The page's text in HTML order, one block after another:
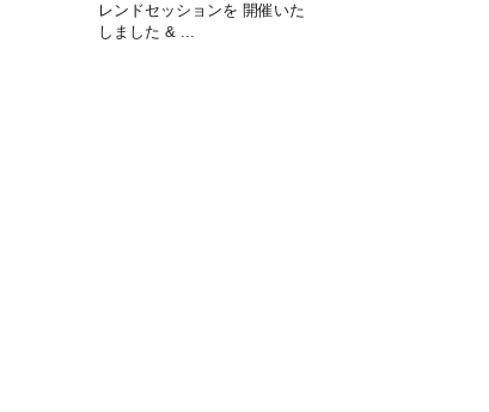
レンドセッションを 開催いた
しました & ...